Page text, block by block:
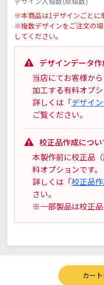
※本商品は1デザインごとに
※複数デザインをご注文の
してください。
デザインデータ
当店にてお客様か
加工する有料オプシ
詳しくは「デザイ
ご覧ください。
校正品作成につい
本製作前に校正品
料オプションです。
詳しくは「校正品
さい。
※一部製品は校正